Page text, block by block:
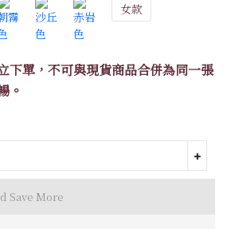
女款
下單，不可與現貨商品合併為同一張
。
Save More